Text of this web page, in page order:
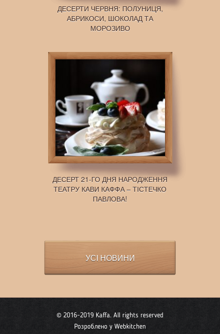
ДЕСЕРТИ ЧЕРВНЯ: ПОЛУНИЦЯ,
АБРИКОСИ, ШОКОЛАД ТА
МОРОЗИВО
ДЕСЕРТ 21-ГО ДНЯ НАРОДЖЕННЯ
ТЕАТРУ КАВИ КАФФА – ТІСТЕЧКО
ПАВЛОВА!
УСІ НОВИНИ
© 2016-2019 Kaffa. All rights reserved
Розроблено у Webkitchen